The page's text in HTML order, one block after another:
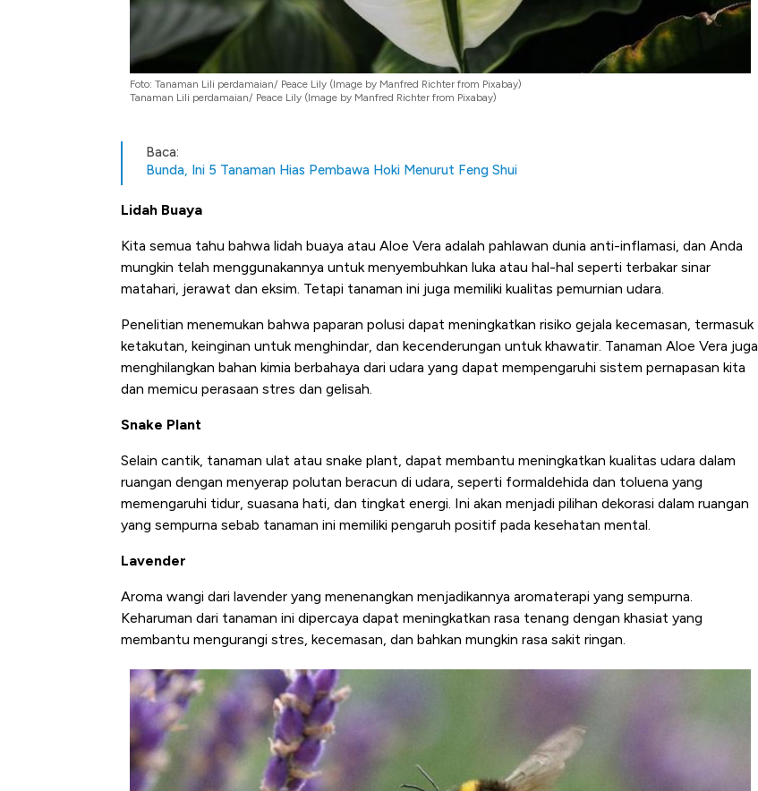
Foto: Tanaman Lili perdamaian/ Peace Lily (Image by Manfred Richter from Pixabay)
Tanaman Lili perdamaian/ Peace Lily (Image by Manfred Richter from Pixabay)
Baca:
Bunda, Ini 5 Tanaman Hias Pembawa Hoki Menurut Feng Shui
Lidah Buaya
Kita semua tahu bahwa lidah buaya atau Aloe Vera adalah pahlawan dunia anti-inflamasi, dan Anda
mungkin telah menggunakannya untuk menyembuhkan luka atau hal-hal seperti terbakar sinar
matahari, jerawat dan eksim. Tetapi tanaman ini juga memiliki kualitas pemurnian udara.
Penelitian menemukan bahwa paparan polusi dapat meningkatkan risiko gejala kecemasan, termasuk
ketakutan, keinginan untuk menghindar, dan kecenderungan untuk khawatir. Tanaman Aloe Vera juga
menghilangkan bahan kimia berbahaya dari udara yang dapat mempengaruhi sistem pernapasan kita
dan memicu perasaan stres dan gelisah.
Snake Plant
Selain cantik, tanaman ulat atau snake plant, dapat membantu meningkatkan kualitas udara dalam
ruangan dengan menyerap polutan beracun di udara, seperti formaldehida dan toluena yang
memengaruhi tidur, suasana hati, dan tingkat energi. Ini akan menjadi pilihan dekorasi dalam ruangan
yang sempurna sebab tanaman ini memiliki pengaruh positif pada kesehatan mental.
Lavender
Aroma wangi dari lavender yang menenangkan menjadikannya aromaterapi yang sempurna.
Keharuman dari tanaman ini dipercaya dapat meningkatkan rasa tenang dengan khasiat yang
membantu mengurangi stres, kecemasan, dan bahkan mungkin rasa sakit ringan.